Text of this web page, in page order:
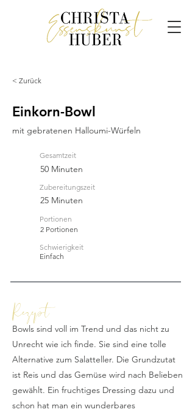
< Zurück
Einkorn-Bowl
mit gebratenen Halloumi-Würfeln
Gesamtzeit
50 Minuten
Zubereitungszeit
25 Minuten
Portionen
2 Portionen
Schwierigkeit
Einfach
Rezept
Bowls sind voll im Trend und das nicht zu
Unrecht wie ich finde. Sie sind eine tolle
Alternative zum Salatteller. Die Grundzutat
ist Reis und das Gemüse wird nach Belieben
gewählt. Ein fruchtiges Dressing dazu und
schon hat man ein wunderbares